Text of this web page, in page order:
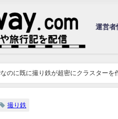
運営
のに既に撮り鉄が超密にクラスターを
撮り鉄